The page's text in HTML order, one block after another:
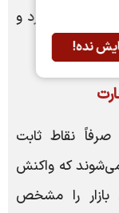
نده!
دوچندان دارد و
کند.
نقاط ثابت
که واکنش
را مشخص